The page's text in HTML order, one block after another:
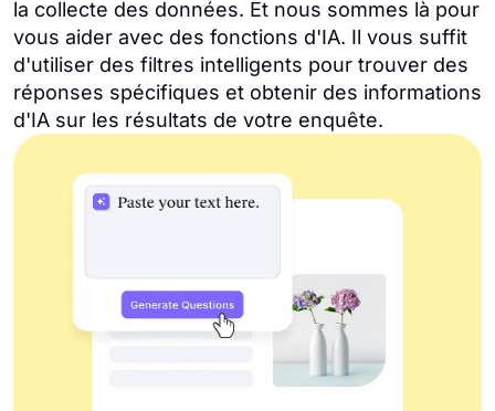
la collecte des données. Et nous sommes là pour
vous aider avec des fonctions d'IA. Il vous suffit
d'utiliser des filtres intelligents pour trouver des
réponses spécifiques et obtenir des informations
d'IA sur les résultats de votre enquête.